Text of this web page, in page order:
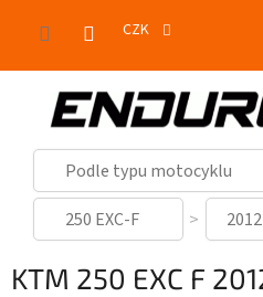
CZK
Podle typu motocyklu
250 EXC-F
2012
KTM 250 EXC F